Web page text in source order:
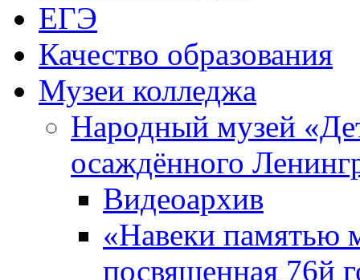
ЕГЭ
Качество образования
Музеи колледжа
Народный музей
осаждённого
Видеоархив
«Навеки памятью
посвященная 76й